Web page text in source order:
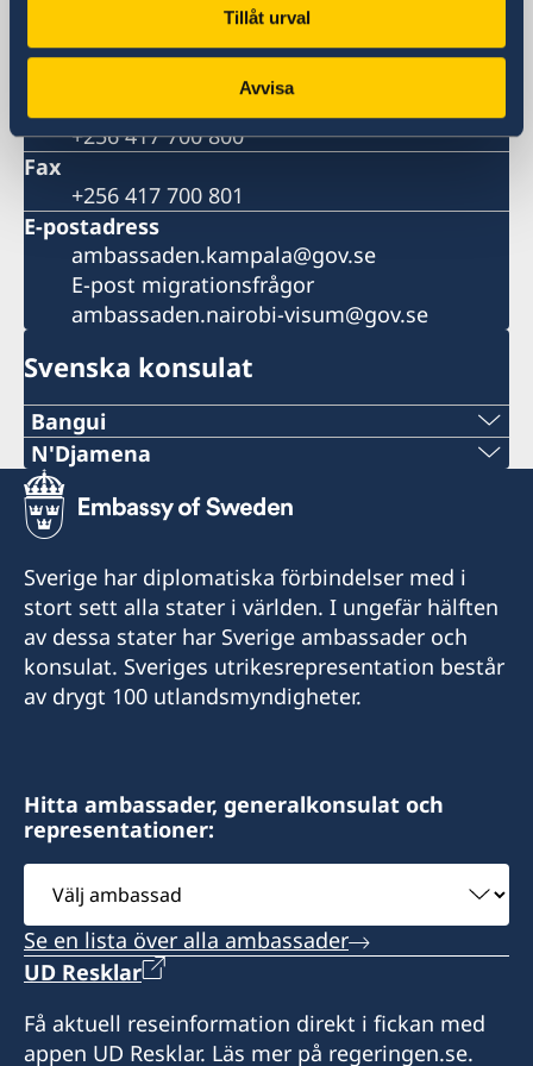
Tillåt urval
Avvisa
Kampala
Telefonnummer
+256 417 700 800
Fax
+256 417 700 801
E-postadress
ambassaden.kampala@gov.se
E-post migrationsfrågor
ambassaden.nairobi-visum@gov.se
Svenska konsulat
Bangui
Telefon:
+236-75510494
c.mararv@gmail.com
Honorärkonsul Charlotte Mararv
Besöksadress:
Consulat de Suède, Karakanji, Avenue de
Flandres, Bangui
Honorärkonsul
N'Djamena
Telefon:
+235 63 74 88 49
Telefon:
+235 66 30 67 41
E-post:
Honorärkonsul Sara Durand
Postadress: Consulat de Suède, B.P. 1935,
N'Djamena, TCHAD
Besöksadress: Route de Mara, N'Djamena
Honorärkonsul
Sverige har diplomatiska förbindelser med i
stort sett alla stater i världen. I ungefär hälften
av dessa stater har Sverige ambassader och
konsulat. Sveriges utrikesrepresentation består
av drygt 100 utlandsmyndigheter.
Hitta ambassader, generalkonsulat och
representationer:
Välj
ambassad
Se en lista över alla ambassader
UD Resklar
Få aktuell reseinformation direkt i fickan med
appen UD Resklar. Läs mer på regeringen.se.